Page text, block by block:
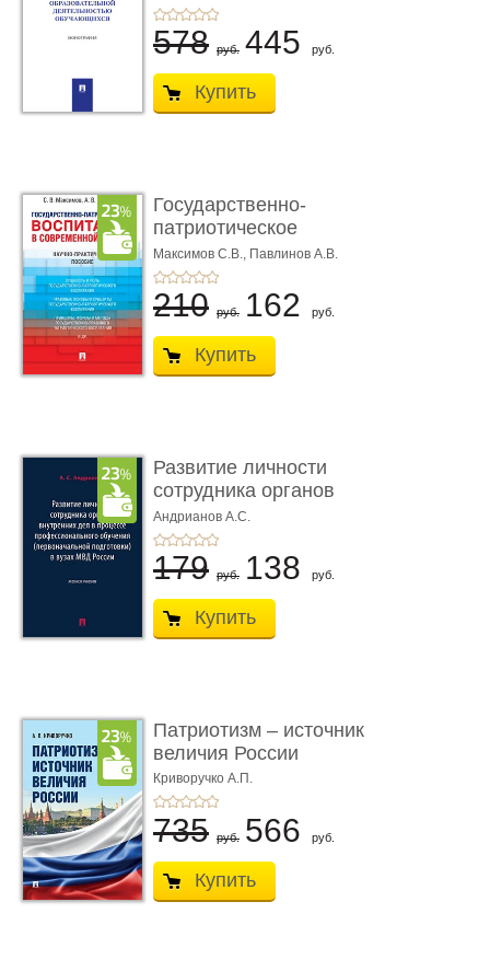
578 руб. 445 руб.
Купить
Государственно-
патриотическое
воспитание в с� ...
Максимов С.В., Павлинов А.В.
210 руб. 162 руб.
Купить
Развитие личности
сотрудника органов
внутрен� ...
Андрианов А.С.
179 руб. 138 руб.
Купить
Патриотизм – источник
величия России
Криворучко А.П.
735 руб. 566 руб.
Купить